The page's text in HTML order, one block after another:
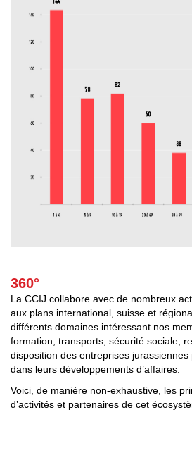
360°
La CCIJ collabore avec de nombreux
aux plans international, suisse et
différents domaines intéressant nos
formation, transports, sécurité sociale,
disposition des entreprises
dans leurs développements d’affaires.
Voici, de manière non-exhaustive, les
d’activités et partenaires de cet